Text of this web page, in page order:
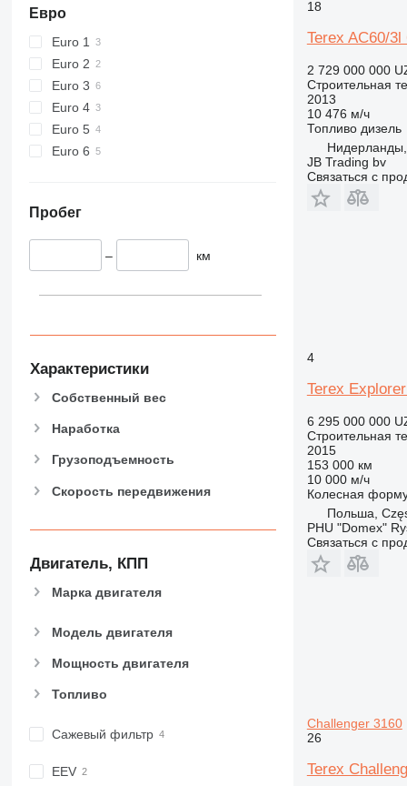
908
910
914
918
924
926
953
963
972
973
980
988
990
AP
CS
E-series
F-series
M-series
NR
Евро
Euro 1
Euro 2
Euro 3
Euro 4
Euro 5
Euro 6
Пробег
– км
Характеристики
Собственный вес
Наработка
Грузоподъемность
Скорость передвижения
Двигатель, КПП
Марка двигателя
Модель двигателя
Мощность двигателя
Топливо
Сажевый фильтр
EEV
18
Terex AC60/
2 729 000 000
Строительная
2013
10 476 м/ч
Топливо дизель
JB Trading bv
Связаться с
4
Terex
6 295 000 000
Строительная
2015
153 000 км
10 000 м/ч
Колесная
Польша,
PHU "Domex"
Связаться с
Challenger 3160
26
Terex